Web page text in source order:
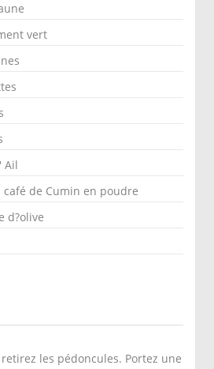
vert
Ail
café de Cumin en poudre
d?olive
les pédoncules. Portez une